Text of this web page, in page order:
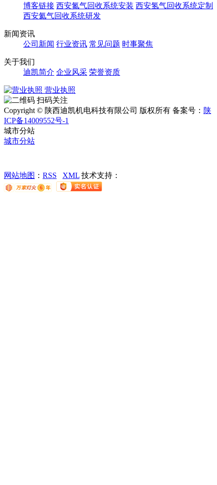
博客链接 西安氮气回收系统安装 西安氢气回收系统定制
西安氦气回收系统研发
新闻资讯
公司新闻 行业资讯 常见问题 时事聚焦
关于我们
迪凯简介 企业风采 荣誉资质
营业执照
扫码关注
Copyright © 陕西迪凯机电科技有限公司 版权所有 备案号： 陕
ICP备14009552号-1
城市分站
城市分站
网站地图 ： RSS XML 技术支持：